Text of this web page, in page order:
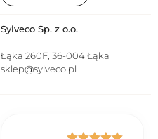
sposobem użycia. 3) Unikać
stosować na uszkodzoną lub
podrażnioną skórę. 5) W
miejscu niedostępnym dla
Sylveco Sp. z o.o.
Łąka 260F, 36-004 Łąka
sklep@sylveco.pl